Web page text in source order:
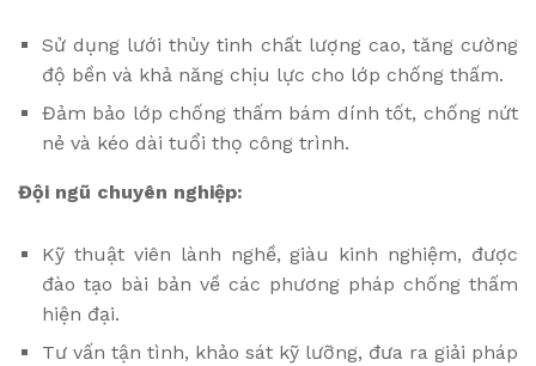
Sử dụng lưới thủy tinh chất lượng cao, tăng cường
độ bền và khả năng chịu lực cho lớp chống thấm.
Đảm bảo lớp chống thấm bám dính tốt, chống nứt
nẻ và kéo dài tuổi thọ công trình.
Đội ngũ chuyên nghiệp:
Kỹ thuật viên lành nghề, giàu kinh nghiệm, được
đào tạo bài bản về các phương pháp chống thấm
hiện đại.
Tư vấn tận tình, khảo sát kỹ lưỡng, đưa ra giải pháp